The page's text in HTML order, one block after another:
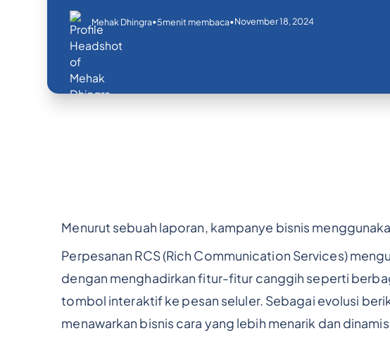
Mehak Dhingra•5menit membaca•November 18, 2024
Menurut sebuah laporan, kampanye bisnis
Perpesanan RCS (Rich Communication Services)
dengan menghadirkan fitur-fitur canggih seperti
tombol interaktif ke pesan seluler. Sebagai evolusi
menawarkan bisnis cara yang lebih menarik dan